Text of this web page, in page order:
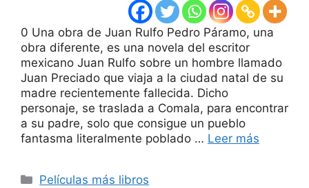
0 Una obra de Juan Rulfo Pedro Páramo, una
obra diferente, es una novela del escritor
mexicano Juan Rulfo sobre un hombre llamado
Juan Preciado que viaja a la ciudad natal de su
madre recientemente fallecida. Dicho
personaje, se traslada a Comala, para encontrar
a su padre, solo que consigue un pueblo
fantasma literalmente poblado … Leer más
Categorías
Películas más libros